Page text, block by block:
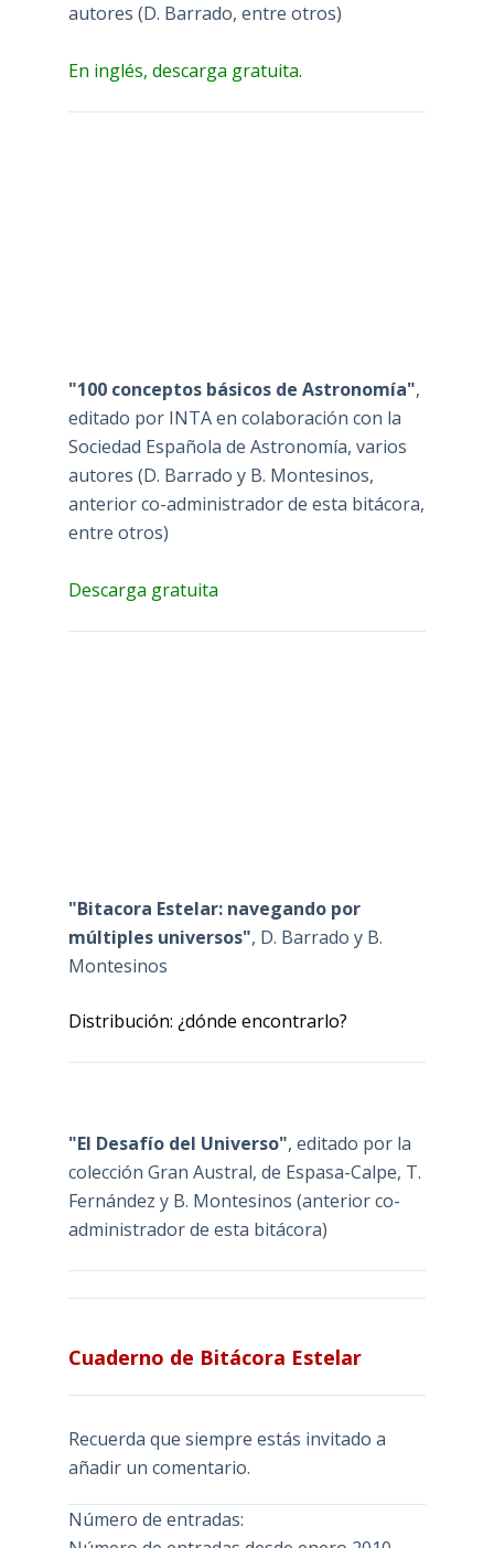
autores (D. Barrado, entre otros)
En inglés, descarga gratuita.
"100 conceptos básicos de Astronomía",
editado por INTA en colaboración con la
Sociedad Española de Astronomía, varios
autores (D. Barrado y B. Montesinos,
anterior co-administrador de esta bitácora,
entre otros)
Descarga gratuita
"Bitacora Estelar: navegando por
múltiples universos", D. Barrado y B.
Montesinos
Distribución: ¿dónde encontrarlo?
"El Desafío del Universo", editado por la
colección Gran Austral, de Espasa-Calpe, T.
Fernández y B. Montesinos (anterior co-
administrador de esta bitácora)
Cuaderno de Bitácora Estelar
Recuerda que siempre estás invitado a
añadir un comentario.
Número de entradas: